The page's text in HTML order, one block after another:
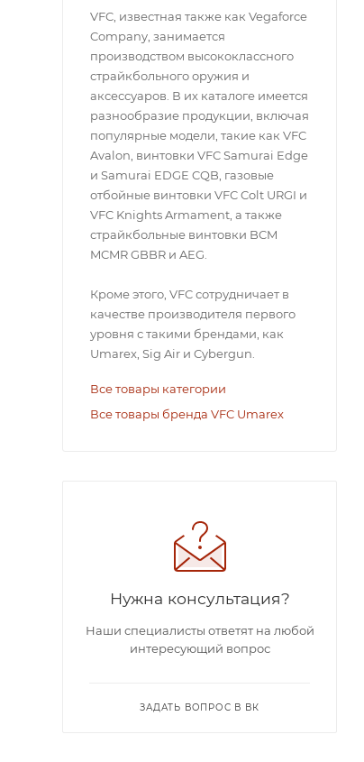
VFC, известная также как Vegaforce
Company, занимается
производством высококлассного
страйкбольного оружия и
аксессуаров. В их каталоге имеется
разнообразие продукции, включая
популярные модели, такие как VFC
Avalon, винтовки VFC Samurai Edge
и Samurai EDGE CQB, газовые
отбойные винтовки VFC Colt URGI и
VFC Knights Armament, а также
страйкбольные винтовки BCM
MCMR GBBR и AEG.
Кроме этого, VFC сотрудничает в
качестве производителя первого
уровня с такими брендами, как
Umarex, Sig Air и Cybergun.
Все товары категории
Все товары бренда VFC Umarex
Нужна консультация?
Наши специалисты ответят на любой
интересующий вопрос
ЗАДАТЬ ВОПРОС В ВК